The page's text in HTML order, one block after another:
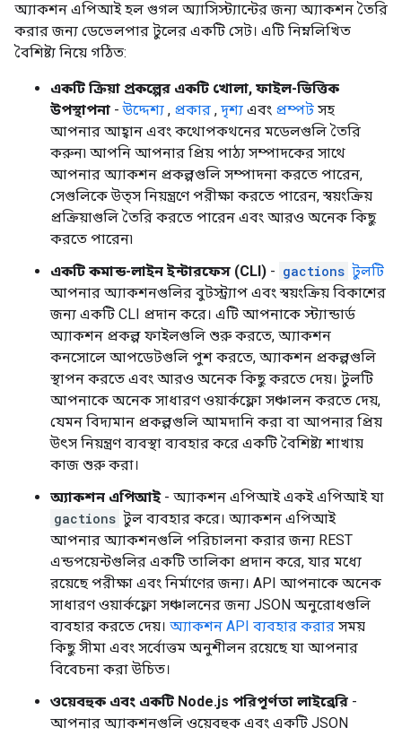
অ্যাকশন এপিআই হল গুগল অ্যাসিস্ট্যান্টের জন্য অ্যাকশন তৈরি
করার জন্য ডেভেলপার টুলের একটি সেট। এটি নিম্নলিখিত
বৈশিষ্ট্য নিয়ে গঠিত:
একটি ক্রিয়া প্রকল্পের একটি খোলা, ফাইল-ভিত্তিক
উপস্থাপনা -উদ্দেশ্য , প্রকার , দৃশ্য এবং প্রম্পট সহ
আপনার আহ্বান এবং কথোপকথনের মডেলগুলি তৈরি
করুন৷ আপনি আপনার প্রিয় পাঠ্য সম্পাদকের সাথে
আপনার অ্যাকশন প্রকল্পগুলি সম্পাদনা করতে পারেন,
সেগুলিকে উত্স নিয়ন্ত্রণে পরীক্ষা করতে পারেন, স্বয়ংক্রিয়
প্রক্রিয়াগুলি তৈরি করতে পারেন এবং আরও অনেক কিছু
করতে পারেন৷
একটি কমান্ড-লাইন ইন্টারফেস (CLI) - gactions টুলটি
আপনার অ্যাকশনগুলির বুটস্ট্র্যাপ এবং স্বয়ংক্রিয় বিকাশের
জন্য একটি CLI প্রদান করে। এটি আপনাকে স্ট্যান্ডার্ড
অ্যাকশন প্রকল্প ফাইলগুলি শুরু করতে, অ্যাকশন
কনসোলে আপডেটগুলি পুশ করতে, অ্যাকশন প্রকল্পগুলি
স্থাপন করতে এবং আরও অনেক কিছু করতে দেয়। টুলটি
আপনাকে অনেক সাধারণ ওয়ার্কফ্লো সঞ্চালন করতে দেয়,
যেমন বিদ্যমান প্রকল্পগুলি আমদানি করা বা আপনার প্রিয়
উৎস নিয়ন্ত্রণ ব্যবস্থা ব্যবহার করে একটি বৈশিষ্ট্য শাখায়
কাজ শুরু করা।
অ্যাকশন এপিআই- অ্যাকশন এপিআই একই এপিআই যা
gactions টুল ব্যবহার করে। অ্যাকশন এপিআই
আপনার অ্যাকশনগুলি পরিচালনা করার জন্য REST
এন্ডপয়েন্টগুলির একটি তালিকা প্রদান করে, যার মধ্যে
রয়েছে পরীক্ষা এবং নির্মাণের জন্য। API আপনাকে অনেক
সাধারণ ওয়ার্কফ্লো সঞ্চালনের জন্য JSON অনুরোধগুলি
ব্যবহার করতে দেয়। অ্যাকশন API ব্যবহার করার সময়
কিছু সীমা এবং সর্বোত্তম অনুশীলন রয়েছে যা আপনার
বিবেচনা করা উচিত।
ওয়েবহুক এবং একটি Node.js পরিপূর্ণতা লাইব্রেরি -
আপনার অ্যাকশনগুলি ওয়েবহুক এবং একটি JSON